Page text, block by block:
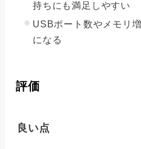
持ちにも満足しやすい
USBポート数やメモリ
になる
評価
良い点